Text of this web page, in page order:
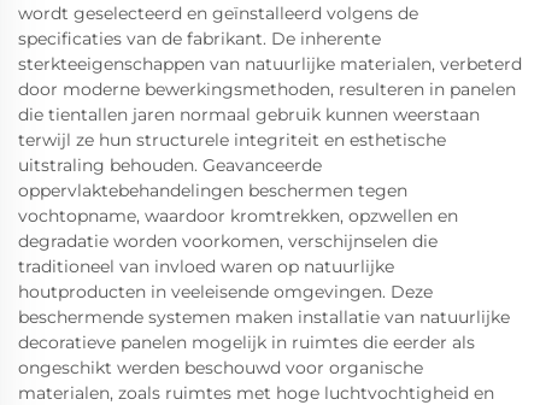
wordt geselecteerd en geïnstalleerd volgens de
specificaties van de fabrikant. De inherente
sterkteeigenschappen van natuurlijke materialen, verbeterd
door moderne bewerkingsmethoden, resulteren in panelen
die tientallen jaren normaal gebruik kunnen weerstaan
terwijl ze hun structurele integriteit en esthetische
uitstraling behouden. Geavanceerde
oppervlaktebehandelingen beschermen tegen
vochtopname, waardoor kromtrekken, opzwellen en
degradatie worden voorkomen, verschijnselen die
traditioneel van invloed waren op natuurlijke
houtproducten in veeleisende omgevingen. Deze
beschermende systemen maken installatie van natuurlijke
decoratieve panelen mogelijk in ruimtes die eerder als
ongeschikt werden beschouwd voor organische
materialen, zoals ruimtes met hoge luchtvochtigheid en